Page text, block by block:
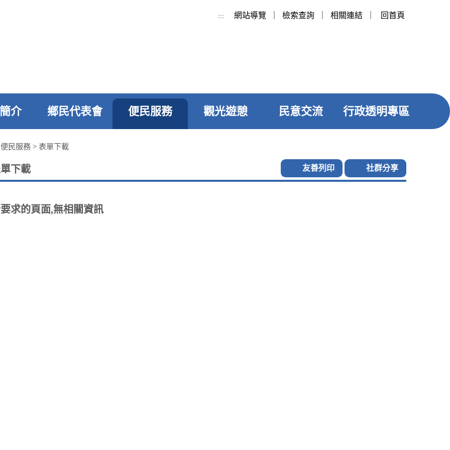
::: 網站導覽 檢索查詢 相關連結 回首頁
介 鄉民代表會 便民服務 觀光遊憩 民意交流 行政透明專區
便民服務 > 表單下載
下載 友善列印 社群分享
求的頁面,無相關資訊